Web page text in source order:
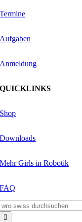
Termine
Aufgaben
Anmeldung
QUICKLINKS
Shop
Downloads
Mehr Girls in Robotik
FAQ